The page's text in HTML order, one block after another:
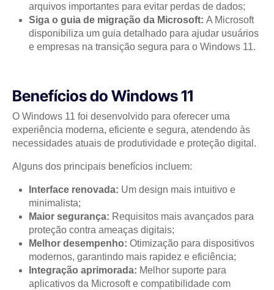
arquivos importantes para evitar perdas de dados;
Siga o guia de migração da Microsoft:A Microsoft
disponibiliza um guia detalhado para ajudar usuários
e empresas na transição segura para o Windows 11.
Benefícios do Windows 11
O Windows 11 foi desenvolvido para oferecer uma
experiência moderna, eficiente e segura, atendendo às
necessidades atuais de produtividade e proteção digital.
Alguns dos principais benefícios incluem:
Interface renovada: Um design mais intuitivo e
minimalista;
Maior segurança: Requisitos mais avançados para
proteção contra ameaças digitais;
Melhor desempenho:Otimização para dispositivos
modernos, garantindo mais rapidez e eficiência;
Integração aprimorada: Melhor suporte para
aplicativos da Microsoft e compatibilidade com